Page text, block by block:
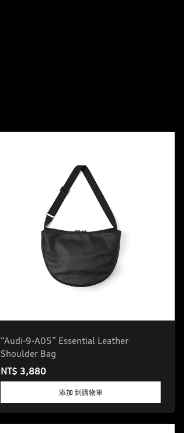
“Audi-9-A05” Essential Leather
Shoulder Bag
NT$ 3,880
添加 到購物車